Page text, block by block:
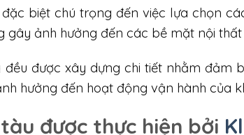
biệt chú trọng đến việc lựa chọn
gây ảnh hưởng đến các bề mặt nội
được xây dựng chi tiết nhằm đảm
hưởng đến hoạt động vận hành của
được thực hiện bởi